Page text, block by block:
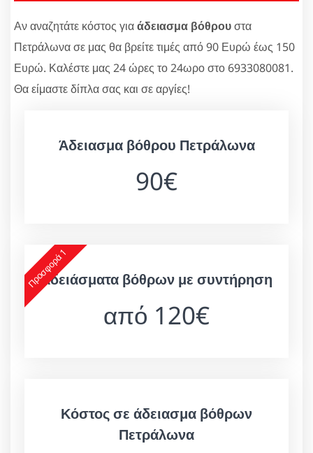
Αν αναζητάτε κόστος γιαάδειασμα βόθρουστα
Πετράλωνα σε μας θα βρείτε τιμές από 90 Ευρώ έως 150
Ευρώ. Καλέστε μας 24 ώρες το 24ωρο στο 6933080081.
Θα είμαστε δίπλα σας και σε αργίες!
Άδειασμα βόθρου Πετράλωνα
90€
Προσφορά 1
Αδειάσματα βόθρων με συντήρηση
από 120€
Κόστος σε άδειασμα βόθρων
Πετράλωνα